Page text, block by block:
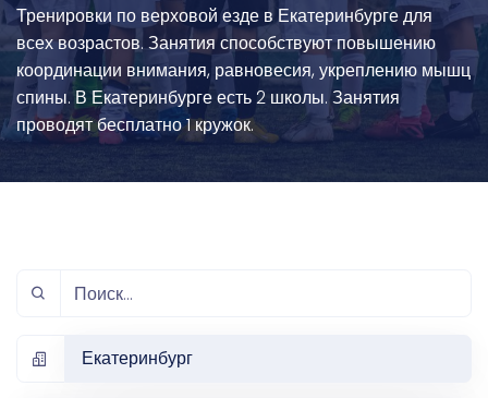
Тренировки по верховой езде в Екатеринбурге для
всех возрастов. Занятия способствуют повышению
координации внимания, равновесия, укреплению мышц
спины. В Екатеринбурге есть 2 школы. Занятия
проводят бесплатно 1 кружок.
Екатеринбург